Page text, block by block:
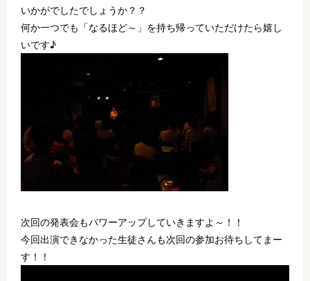
いかがでしたでしょうか？？
何か一つでも「なるほど～」を持ち帰っていただけたら嬉し
いです♪
次回の発表会もパワーアップしていきますよ～！！
今回出演できなかった生徒さんも次回の参加お待ちしてまー
す！！